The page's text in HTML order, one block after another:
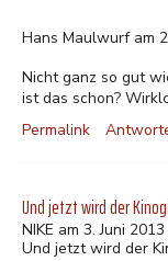
Hans Maulwurf am
Nicht ganz so gut
ist das schon?
Permalink
Und jetzt wird der
NIKE am 3. Juni
Und jetzt wird der